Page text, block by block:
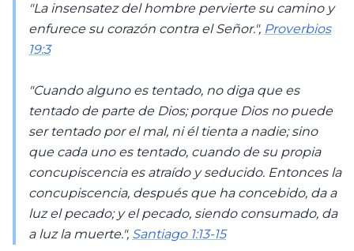
"La insensatez del hombre pervierte su camino y
enfurece su corazón contra el Señor.", Proverbios
19:3
"Cuando alguno es tentado, no diga que es
tentado de parte de Dios; porque Dios no puede
ser tentado por el mal, ni él tienta a nadie; sino
que cada uno es tentado, cuando de su propia
concupiscencia es atraído y seducido. Entonces la
concupiscencia, después que ha concebido, da a
luz el pecado; y el pecado, siendo consumado, da
a luz la muerte.", Santiago 1:13-15